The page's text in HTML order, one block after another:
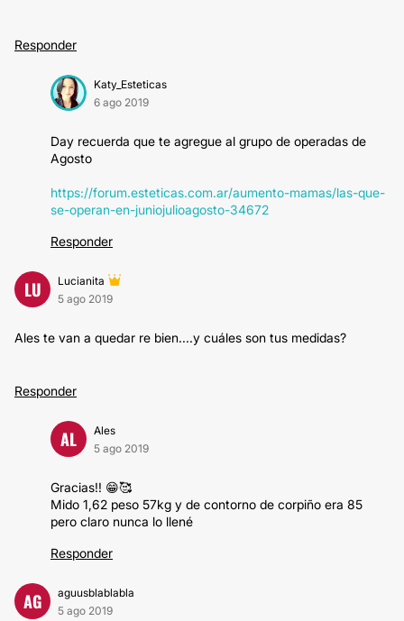
Responder
Katy_Esteticas
6 ago 2019
Day recuerda que te agregue al grupo de operadas de
Agosto
https://forum.esteticas.com.ar/aumento-mamas/las-que-
se-operan-en-juniojulioagosto-34672
Responder
LU
Lucianita
5 ago 2019
Ales te van a quedar re bien....y cuáles son tus medidas?
Responder
AL
Ales
5 ago 2019
Gracias!! 😁🥰
Mido 1,62 peso 57kg y de contorno de corpiño era 85
pero claro nunca lo llené
Responder
AG
aguusblablabla
5 ago 2019